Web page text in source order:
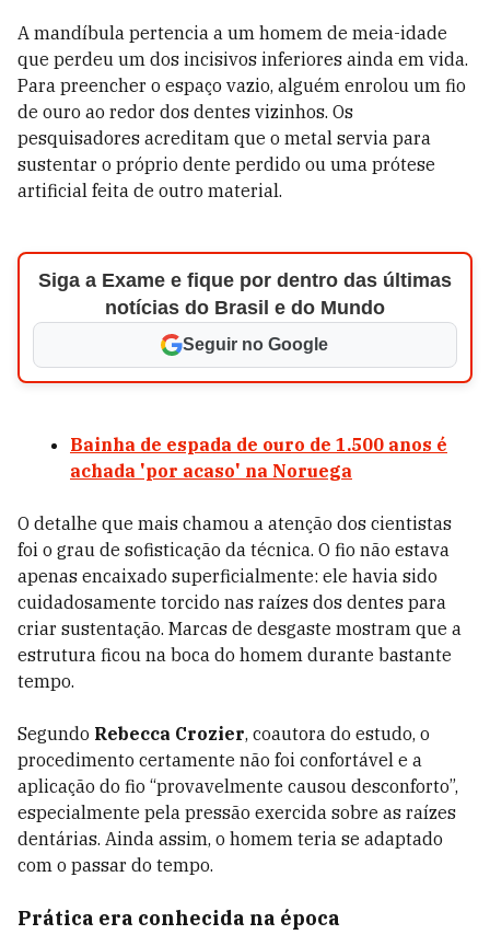
A mandíbula pertencia a um homem de meia-idade
que perdeu um dos incisivos inferiores ainda em vida.
Para preencher o espaço vazio, alguém enrolou um fio
de ouro ao redor dos dentes vizinhos. Os
pesquisadores acreditam que o metal servia para
sustentar o próprio dente perdido ou uma prótese
artificial feita de outro material.
Siga a Exame e fique por dentro das últimas
notícias do Brasil e do Mundo
Seguir no Google
Bainha de espada de ouro de 1.500 anos é
achada 'por acaso' na Noruega
O detalhe que mais chamou a atenção dos cientistas
foi o grau de sofisticação da técnica. O fio não estava
apenas encaixado superficialmente: ele havia sido
cuidadosamente torcido nas raízes dos dentes para
criar sustentação. Marcas de desgaste mostram que a
estrutura ficou na boca do homem durante bastante
tempo.
Segundo Rebecca Crozier, coautora do estudo, o
procedimento certamente não foi confortável e a
aplicação do fio “provavelmente causou desconforto”,
especialmente pela pressão exercida sobre as raízes
dentárias. Ainda assim, o homem teria se adaptado
com o passar do tempo.
Prática era conhecida na época